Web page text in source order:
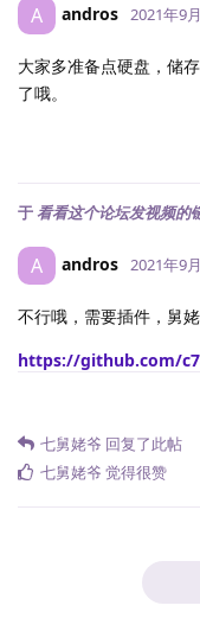
A andros 2021年9
大家多准备点硬盘，储
了哦。
于看看这个论坛发视频的
A andros 2021年9
不行哦，需要插件，舅
https://github.com/
七舅姥爷 回复了此帖
七舅姥爷 觉得很赞